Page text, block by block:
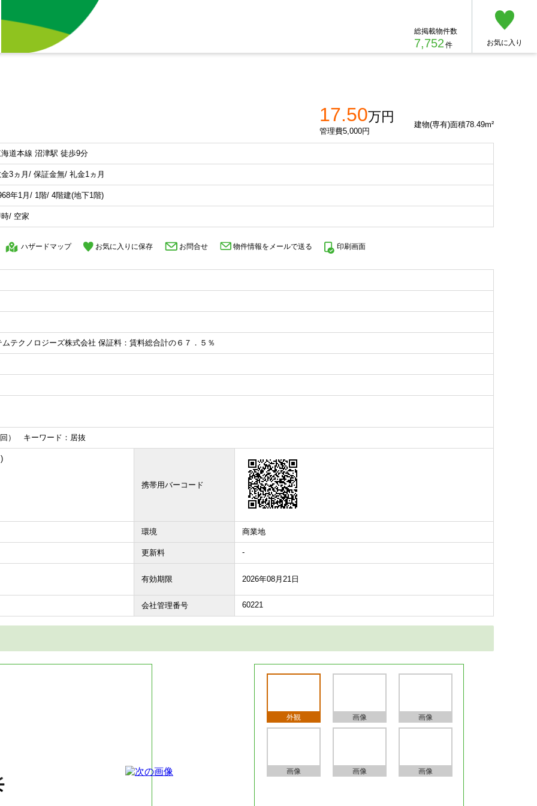
総掲載物件数
7,752 件 お気に入り
17.50万円
管理費5,000円
建物(専有)面積78.49m²
道本線 沼津駅 徒歩9分
3ヵ月/ 保証金無/ 礼金1ヵ月
年1月/ 1階/ 4階建(地下1階)
/ 空家
ハザードマップ お気に入りに保存 お問合せ 物件情報をメールで送る 印刷画面
テクノロジーズ株式会社 保証料：賃料総合計の６７．５％
回） キーワード：居抜
携帯用バーコード
環境 商業地
更新料 -
有効期限 2026年08月21日
会社管理番号 60221
外観 画像 画像
画像 画像 画像